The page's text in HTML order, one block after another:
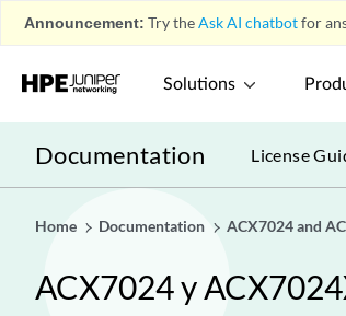
Announcement: Try theAsk AI chatbotfor
Solutions
Documentation License
Home Documentation ACX7024 and
ACX7024 y